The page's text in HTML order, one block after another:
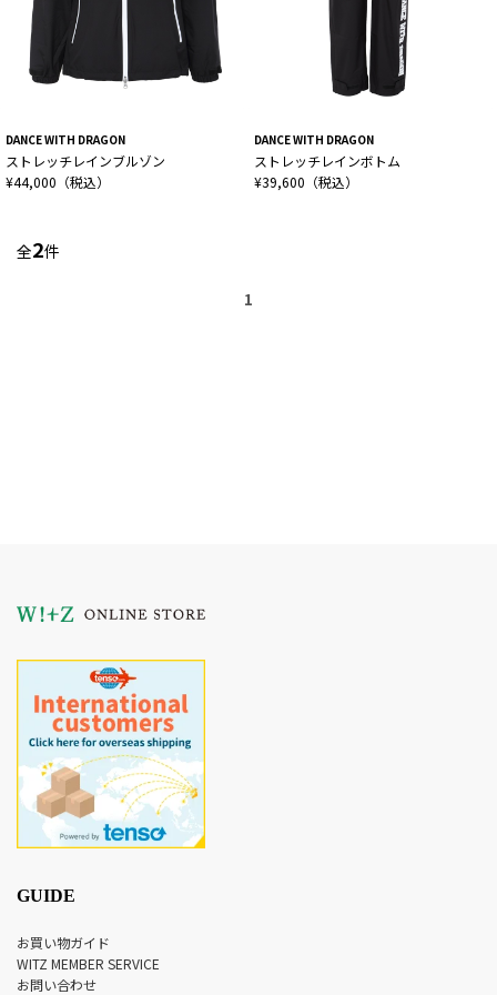
DANCE WITH DRAGON
ストレッチレインブルゾン
¥44,000（税込）
DANCE WITH DRAGON
ストレッチレインボトム
¥39,600（税込）
全2件
1
GUIDE
お買い物ガイド
WITZ MEMBER SERVICE
お問い合わせ